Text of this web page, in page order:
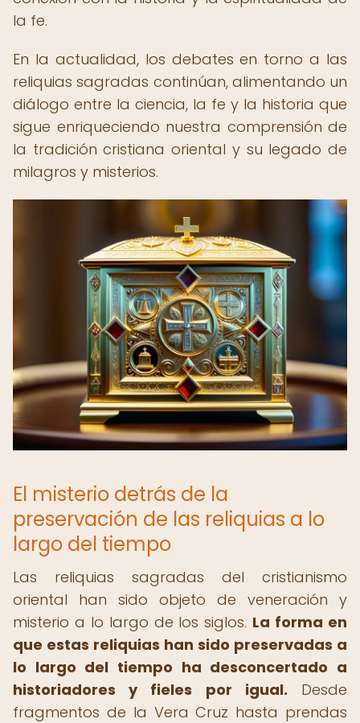
la fe.
En la actualidad, los debates en torno a las
reliquias sagradas continúan, alimentando un
diálogo entre la ciencia, la fe y la historia que
sigue enriqueciendo nuestra comprensión de
la tradición cristiana oriental y su legado de
milagros y misterios.
El misterio detrás de la
preservación de las reliquias a lo
largo del tiempo
Las reliquias sagradas del cristianismo
oriental han sido objeto de veneración y
misterio a lo largo de los siglos. La forma en
que estas reliquias han sido preservadas a
lo largo del tiempo ha desconcertado a
historiadores y fieles por igual. Desde
fragmentos de la Vera Cruz hasta prendas